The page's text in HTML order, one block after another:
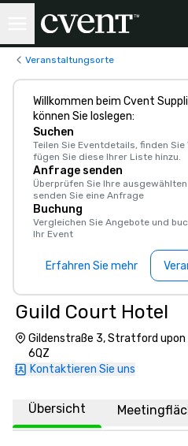
Veranstaltungsorte
Willkommen beim Cvent
können Sie loslegen:
Suchen
Teilen Sie Eventdetails, finden
fügen Sie diese Ihrer Liste hinzu.
Anfrage senden
Überprüfen Sie Ihre
senden Sie eine Anfrage
Buchung
Vergleichen Sie Angebote und
Ihr Event
Erfahren Sie mehr
Guild Court Hotel
Gildenstraße 3, Stratford upon
6QZ
Kontaktieren Sie uns
Übersicht